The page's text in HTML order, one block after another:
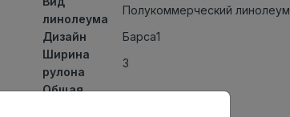
линолеума
Полукоммерческий линолеум
Дизайн
Барса1
Ширина
рулона
3
Общая